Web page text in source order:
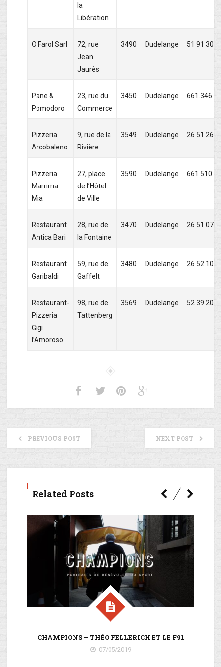
la
Libération
O Farol Sarl
72, rue
Jean
Jaurès
3490 Dudelange 51 91 30
Pane &
Pomodoro
23, rue du
Commerce
3450 Dudelange
Pizzeria
Arcobaleno
9, rue de la
Rivière
3549 Dudelange 26 51 26
Pizzeria
Mamma
Mia
27, place
de l’Hôtel
de Ville
3590 Dudelange 661 510
Restaurant
Antica Bari
28, rue de
la Fontaine
3470 Dudelange 26 51 07
Restaurant
Garibaldi
59, rue de
Gaffelt
3480 Dudelange 26 52 10
Restaurant-
Pizzeria
Gigi
l’Amoroso
98, rue de
Tattenberg
3569 Dudelange 52 39 20
PREVIOUS POST NEXT POST
Related Posts
CHAMPIONS – THÉO FELLERICH ET LE F91
07/05/2019